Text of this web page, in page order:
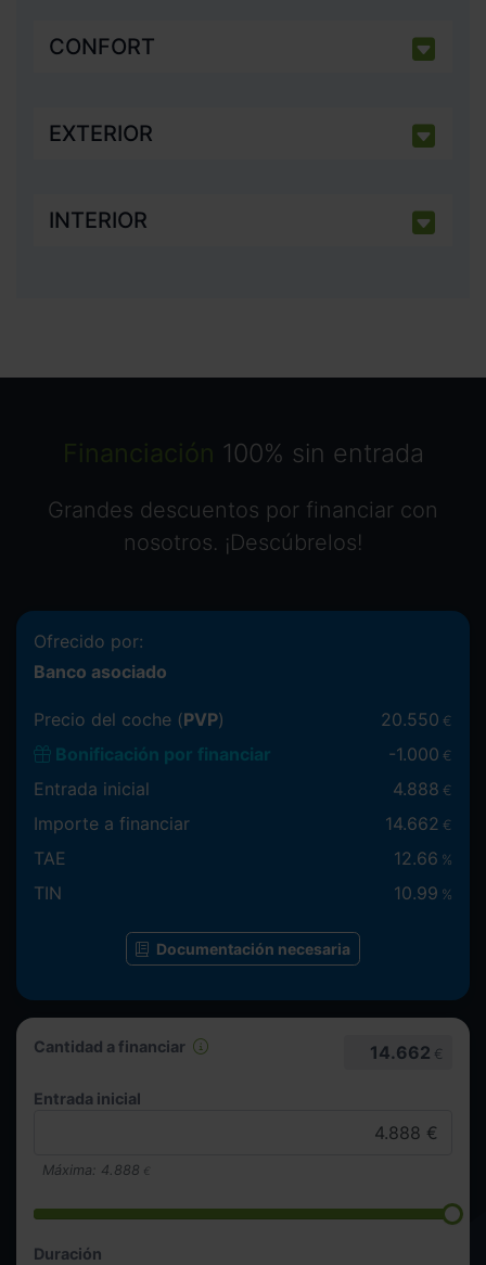
CONFORT
EXTERIOR
INTERIOR
Financiación 100% sin entrada
Grandes descuentos por financiar con
nosotros. ¡Descúbrelos!
Cantidad a financiar 14.662 €
Entrada inicial
Máxima: 4.888 €
Duración
Ofrecido por:
Banco asociado
Precio del coche (PVP) 20.550 €
Bonificación por financiar -1.000 €
Entrada inicial 4.888 €
Importe a financiar 14.662 €
TAE 12.66 %
TIN 10.99 %
Documentación necesaria